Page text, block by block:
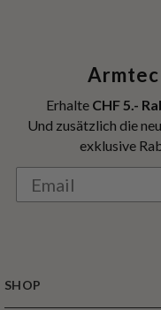
Erhalte CHF 5.-
Und zusätzlich die
exklusive
SHOP